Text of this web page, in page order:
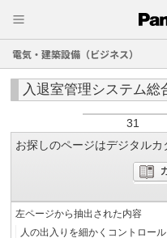
電気・建築設備（ビジネス）
入退室管理システム総
31
お探しのページはデジタルカ
左ページから抽出された内容
人の出入りを細かくコントロール